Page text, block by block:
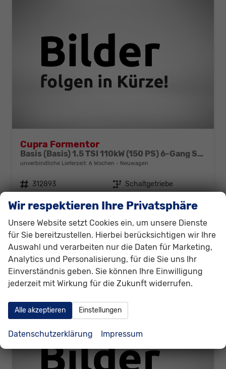
Cupra Formentor
Basis (Basis) 1.5 TSI 110kW (150 PS) 6-Gang Schaltgetriebe
unverbindliche Lieferzeit: 6 Wochen Neuwagen
Fahrzeugnr. 312893 Getriebe Schaltgetriebe
Leistung 110 kW (150 PS)
31.530,– €
incl. 19% MwSt.
Details
Verbrauch kombiniert: 6,40 l/100km
CO2-Klasse: E
CO2-Emissionen:145,00 g/km
Wir respektieren Ihre Privatsphäre
Unsere Website setzt Cookies ein, um unsere Dienste
für Sie bereitzustellen. Hierbei berücksichtigen wir Ihre
Auswahl und verarbeiten nur die Daten für Marketing,
Analytics und Personalisierung, für die Sie uns Ihr
Einverständnis geben. Sie können Ihre Einwilligung
jederzeit mit Wirkung für die Zukunft widerrufen.
Alle akzeptieren Einstellungen
Datenschutzerklärung Impressum